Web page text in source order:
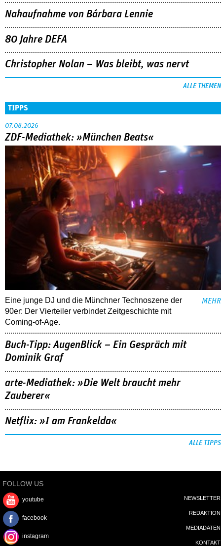
Nahaufnahme von Bárbara Lennie
80 Jahre DEFA
Christopher Nolan – Was bleibt, was nervt
ALLE THEMEN
TIPPS
07.08.2026
ZDF-Mediathek: »München Beats«
Eine junge DJ und die Münchner Technoszene der
90er: Der Vierteiler verbindet Zeitgeschichte mit
Coming-of-Age.
MEHR
Buch-Tipp: AugenBlick – Ein Gespräch mit
Dominik Graf
arte-Mediathek: »Die Welt braucht mehr
Zauberer«
Netflix: »I am Frankelda«
ALLE TIPPS
FOLLOW US
youtube
facebook
instagram
NEWSLETTER
REDAKTION
MEDIADATEN
KONTAKT